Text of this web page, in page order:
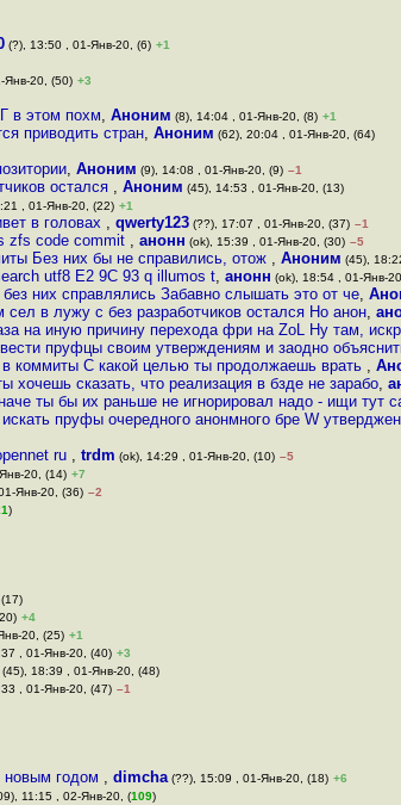
(?), 13:50 , 01-Янв-20, (6) +1
Янв-20, (50) +3
в этом похм, Аноним (8), 14:04 , 01-Янв-20, (8) +1
приводить стран, Аноним (62), 20:04 , 01-Янв-20, (64)
, Аноним (9), 14:08 , 01-Янв-20, (9) –1
остался , Аноним (45), 14:53 , 01-Янв-20, (13)
, 01-Янв-20, (22) +1
в головах , qwerty123 (??), 17:07 , 01-Янв-20, (37) –1
zfs code commit , анонн (ok), 15:39 , 01-Янв-20, (30) –5
Без них бы не справились, отож , Аноним (45),
utf8 E2 9C 93 q illumos t, анонн (ok), 18:54 , 01-Янв-
них справлялись Забавно слышать это от че,
в лужу с без разработчиков остался Но анон,
на иную причину перехода фри на ZoL Ну там,
пруфцы своим утверждениям и заодно
коммиты С какой целью ты продолжаешь врать ,
хочешь сказать, что реализация в бзде не зарабо,
ты бы их раньше не игнорировал надо - ищи тут
пруфы очередного анонмного бре W
ru , trdm (ok), 14:29 , 01-Янв-20, (10) –5
20, (14) +7
Янв-20, (36) –2
)
+4
20, (25) +1
, 01-Янв-20, (40) +3
(45), 18:39 , 01-Янв-20, (48)
, 01-Янв-20, (47) –1
новым годом , dimcha (??), 15:09 , 01-Янв-20, (18) +6
11:15 , 02-Янв-20, (109)